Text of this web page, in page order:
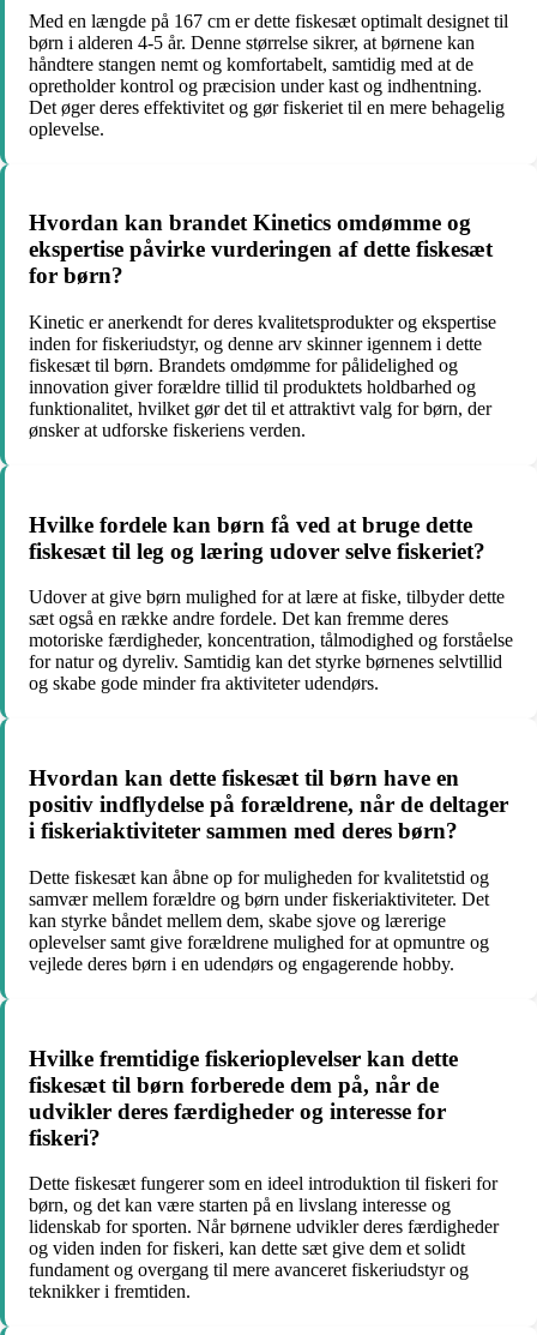
Med en længde på 167 cm er dette fiskesæt optimalt designet til
børn i alderen 4-5 år. Denne størrelse sikrer, at børnene kan
håndtere stangen nemt og komfortabelt, samtidig med at de
opretholder kontrol og præcision under kast og indhentning.
Det øger deres effektivitet og gør fiskeriet til en mere behagelig
oplevelse.
Hvordan kan brandet Kinetics omdømme og
ekspertise påvirke vurderingen af dette fiskesæt
for børn?
Kinetic er anerkendt for deres kvalitetsprodukter og ekspertise
inden for fiskeriudstyr, og denne arv skinner igennem i dette
fiskesæt til børn. Brandets omdømme for pålidelighed og
innovation giver forældre tillid til produktets holdbarhed og
funktionalitet, hvilket gør det til et attraktivt valg for børn, der
ønsker at udforske fiskeriens verden.
Hvilke fordele kan børn få ved at bruge dette
fiskesæt til leg og læring udover selve fiskeriet?
Udover at give børn mulighed for at lære at fiske, tilbyder dette
sæt også en række andre fordele. Det kan fremme deres
motoriske færdigheder, koncentration, tålmodighed og forståelse
for natur og dyreliv. Samtidig kan det styrke børnenes selvtillid
og skabe gode minder fra aktiviteter udendørs.
Hvordan kan dette fiskesæt til børn have en
positiv indflydelse på forældrene, når de deltager
i fiskeriaktiviteter sammen med deres børn?
Dette fiskesæt kan åbne op for muligheden for kvalitetstid og
samvær mellem forældre og børn under fiskeriaktiviteter. Det
kan styrke båndet mellem dem, skabe sjove og lærerige
oplevelser samt give forældrene mulighed for at opmuntre og
vejlede deres børn i en udendørs og engagerende hobby.
Hvilke fremtidige fiskerioplevelser kan dette
fiskesæt til børn forberede dem på, når de
udvikler deres færdigheder og interesse for
fiskeri?
Dette fiskesæt fungerer som en ideel introduktion til fiskeri for
børn, og det kan være starten på en livslang interesse og
lidenskab for sporten. Når børnene udvikler deres færdigheder
og viden inden for fiskeri, kan dette sæt give dem et solidt
fundament og overgang til mere avanceret fiskeriudstyr og
teknikker i fremtiden.